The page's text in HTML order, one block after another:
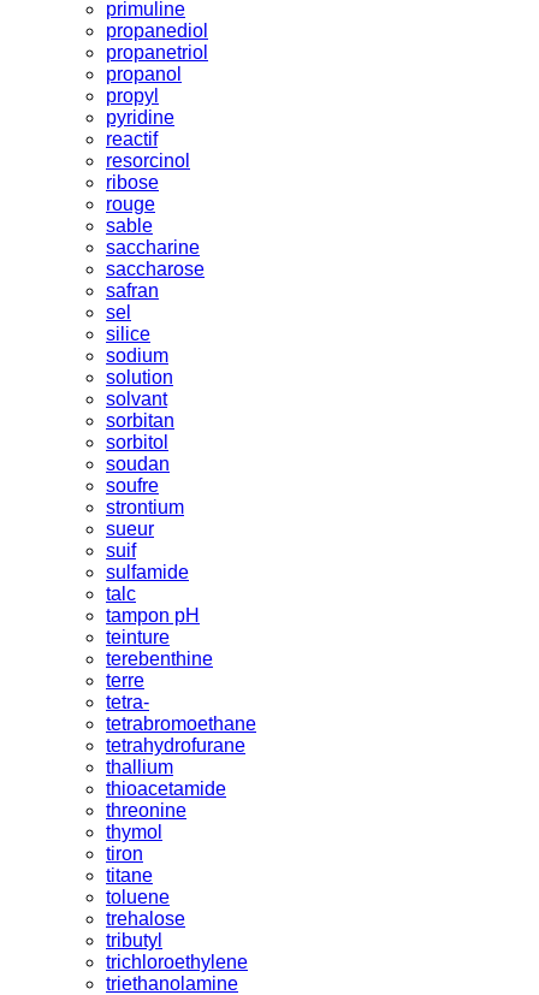
primuline
propanediol
propanetriol
propanol
propyl
pyridine
reactif
resorcinol
ribose
rouge
sable
saccharine
saccharose
safran
sel
silice
sodium
solution
solvant
sorbitan
sorbitol
soudan
soufre
strontium
sueur
suif
sulfamide
talc
tampon pH
teinture
terebenthine
terre
tetra-
tetrabromoethane
tetrahydrofurane
thallium
thioacetamide
threonine
thymol
tiron
titane
toluene
trehalose
tributyl
trichloroethylene
triethanolamine